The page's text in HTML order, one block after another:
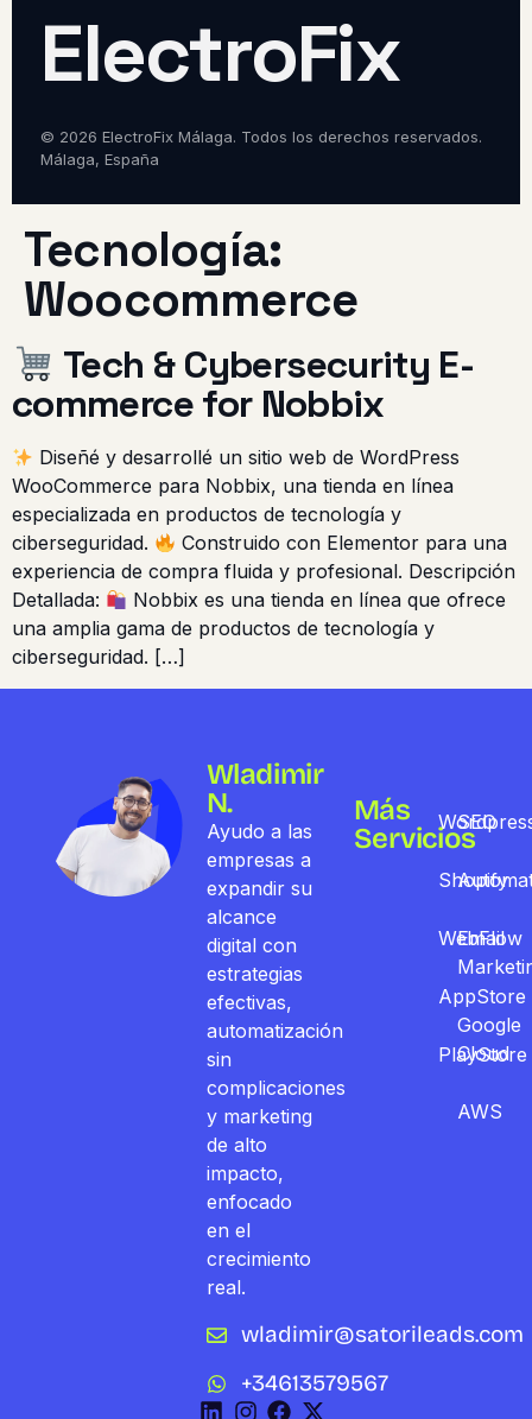
ElectroFix
© 2026 ElectroFix Málaga. Todos los derechos reservados.
Málaga, España
Tecnología:
Woocommerce
Tech & Cybersecurity E-
commerce for Nobbix
Diseñé y desarrollé un sitio web de WordPress
WooCommerce para Nobbix, una tienda en línea
especializada en productos de tecnología y
ciberseguridad.
Construido con Elementor para una
experiencia de compra fluida y profesional. Descripción
Detallada:
Nobbix es una tienda en línea que ofrece
una amplia gama de productos de tecnología y
ciberseguridad. […]
Wladimir
N.
Ayudo a las
empresas a
expandir su
alcance
digital con
estrategias
efectivas,
automatización
sin
complicaciones
y marketing
de alto
impacto,
enfocado
en el
crecimiento
real.
wladimir@satorileads.com
+34613579567
Más
Servicios
Shopify
WebFlow
AppStore
PlayStore
SEO
Email
Google
Cloud
AWS